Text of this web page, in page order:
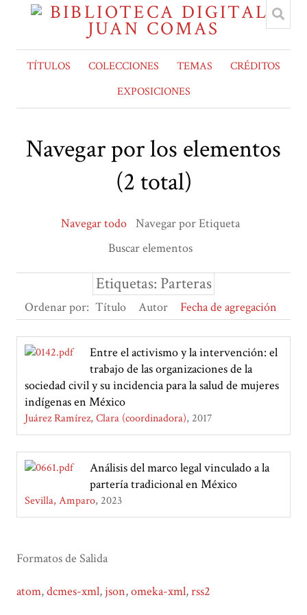
TÍTULOS COLECCIONES TEMAS
CRÉDITOS
EXPOSICIONES
Navegar por los elementos
(2 total)
Navegar todo Navegar por Etiqueta
Buscar elementos
Etiquetas: Parteras
Ordenar por: Título Autor Fecha de agregación
Entre el activismo y la intervención: el
trabajo de las organizaciones de la
sociedad civil y su incidencia para la salud de mujeres
indígenas en México
Juárez Ramírez, Clara (coordinadora) 2017
Análisis del marco legal vinculado a la
partería tradicional en México
Sevilla, Amparo 2023
Formatos de Salida
atom,dcmes-xml, json,omeka-xml,rss2